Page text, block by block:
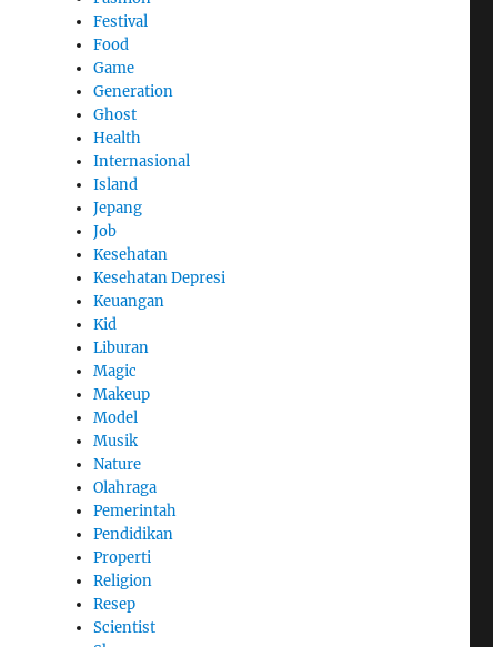
Festival
Food
Game
Generation
Ghost
Health
Internasional
Island
Jepang
Job
Kesehatan
Kesehatan Depresi
Keuangan
Kid
Liburan
Magic
Makeup
Model
Musik
Nature
Olahraga
Pemerintah
Pendidikan
Properti
Religion
Resep
Scientist